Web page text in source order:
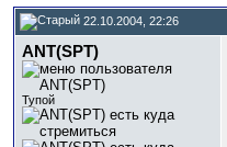
22.10.2004, 22:26
ANT(SPT)
Тупой